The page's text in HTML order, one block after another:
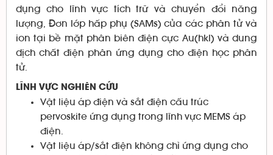
dụng cho lĩnh vực tích trữ và chuyển đổi năng
lượng, Đơn lớp hấp phụ (SAMs) của các phân tử và
ion tại bề mặt phân biên điện cực Au(hkl) và dung
dịch chất điện phân ứng dụng cho điện học phân
tử.
LĨNH VỰC NGHIÊN CỨU
Vật liệu áp điện và sắt điện cấu trúc
pervoskite ứng dụng trong lĩnh vực MEMS áp
điện.
Vật liệu áp/sắt điện không chì ứng dụng cho